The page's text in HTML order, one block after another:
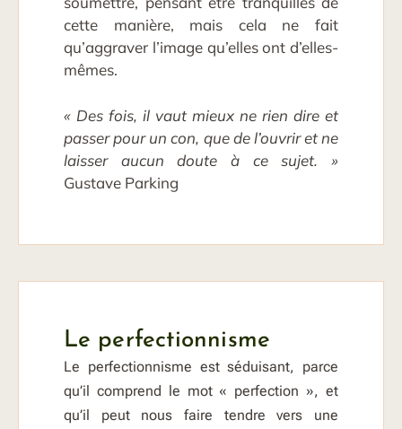
cette manière, mais cela ne fait
qu’aggraver l’image qu’elles ont d’elles-
mêmes.
« Des fois, il vaut mieux ne rien dire et
passer pour un con, que de l’ouvrir et ne
laisser aucun doute à ce sujet. »
Gustave Parking
Le perfectionnisme
Le perfectionnisme est séduisant, parce
qu’il comprend le mot « perfection », et
qu’il peut nous faire tendre vers une